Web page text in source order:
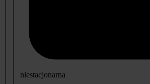
niestacjonarna